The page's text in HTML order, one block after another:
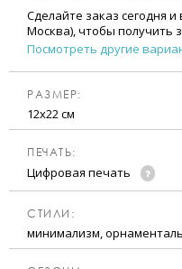
Сделайте заказ сегодня
Москва), чтобы получить
Посмотреть другие
РАЗМЕР:
12х22 см
ПЕЧАТЬ:
Цифровая печать
CТИЛИ:
минимализм,